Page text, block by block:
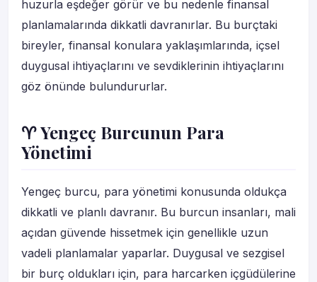
huzurla eşdeğer görür ve bu nedenle finansal
planlamalarında dikkatli davranırlar. Bu burçtaki
bireyler, finansal konulara yaklaşımlarında, içsel
duygusal ihtiyaçlarını ve sevdiklerinin ihtiyaçlarını
göz önünde bulundururlar.
♈ Yengeç Burcunun Para
Yönetimi
Yengeç burcu, para yönetimi konusunda oldukça
dikkatli ve planlı davranır. Bu burcun insanları, mali
açıdan güvende hissetmek için genellikle uzun
vadeli planlamalar yaparlar. Duygusal ve sezgisel
bir burç oldukları için, para harcarken içgüdülerine